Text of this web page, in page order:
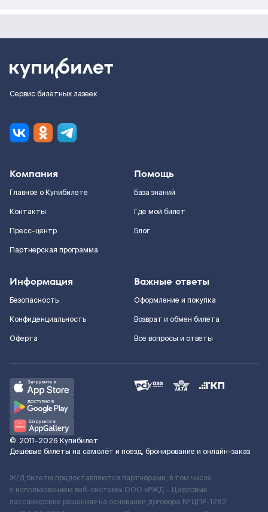
Сервис билетных лазеек
Компания
Главное о Купибилете
Контакты
Пресс-центр
Партнерская программа
Помощь
База знаний
Где мой билет
Блог
Информация
Безопасность
Конфиденциальность
Оферта
Важные ответы
Оформление и покупка
Возврат и обмен билета
Все вопросы и ответы
© 2011–2026 Купибилет
Дешёвые билеты на самолёт и поезд, бронирование и онлайн-заказ
Ж/Д билеты предоставляются партнёрами, в том числе
с использованием веб-системы ООО «РЖД – Цифровые
пассажирские решения» на основании договора № ЦПР-1282